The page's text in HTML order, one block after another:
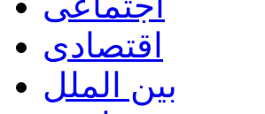
اقتصادی
بین الملل